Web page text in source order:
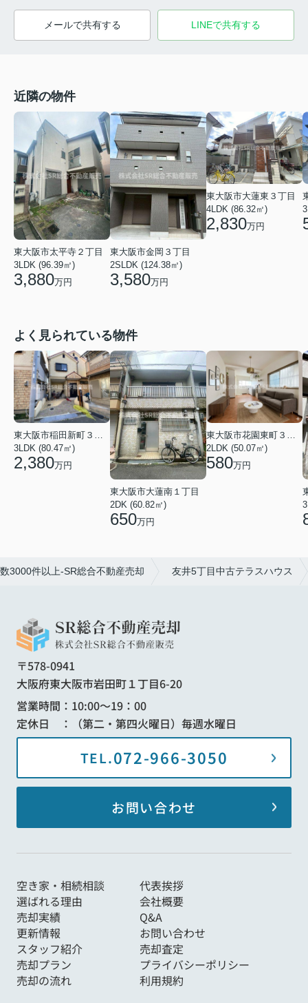
メールで共有する LINEで共有する
近隣の物件
東大阪市太平寺２丁目
3LDK (96.39㎡)
3,880万円
東大阪市金岡３丁目
2SLDK (124.38㎡)
3,580万円
東大阪市大蓮東３丁目
4LDK (86.32㎡)
2,830万円
よく見られている物件
3LDK (80.47㎡)
2,380万円
東大阪市大蓮南１丁目
2DK (60.82㎡)
650万円
2LDK (50.07㎡)
580万円
3000件以上-SR総合不動産売却 友井5丁目中古テラスハウス
〒578-0941
大阪府東大阪市岩田町１丁目6-20
営業時間：10:00～19：00
定休日 ：（第二・第四火曜日）毎週水曜日
TEL.072-966-3050
お問い合わせ
空き家・相続相談
代表挨拶
選ばれる理由
会社概要
売却実績
Q&A
更新情報
お問い合わせ
スタッフ紹介
売却査定
売却プラン
プライバシーポリシー
売却の流れ
利用規約